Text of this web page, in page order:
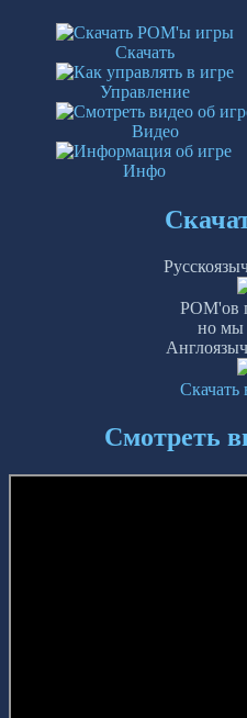
Скачать
Управление
Видео
Инфо
РОМ'ов
но мы
Скачать
Смотреть